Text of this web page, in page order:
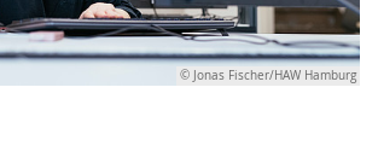
© Jonas Fischer/HAW Hamburg